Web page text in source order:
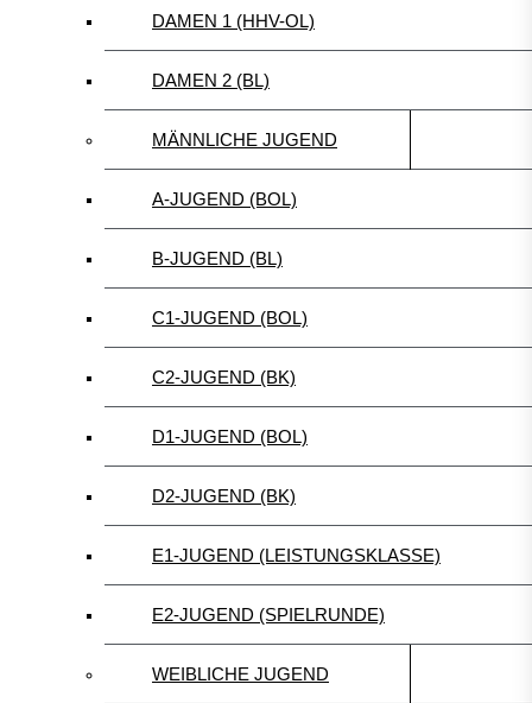
DAMEN 1 (HHV-OL)
DAMEN 2 (BL)
MÄNNLICHE JUGEND
A-JUGEND (BOL)
B-JUGEND (BL)
C1-JUGEND (BOL)
C2-JUGEND (BK)
D1-JUGEND (BOL)
D2-JUGEND (BK)
E1-JUGEND (LEISTUNGSKLASSE)
E2-JUGEND (SPIELRUNDE)
WEIBLICHE JUGEND